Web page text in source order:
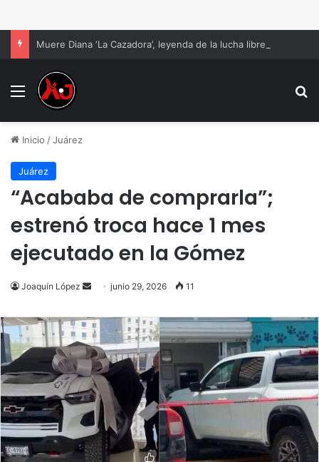
Menu
Inicio /Juárez
Juárez
“Acababa de comprarla”;
estrenó troca hace 1 mes
ejecutado en la Gómez
Joaquín López
Send
email
junio 29, 2026 11